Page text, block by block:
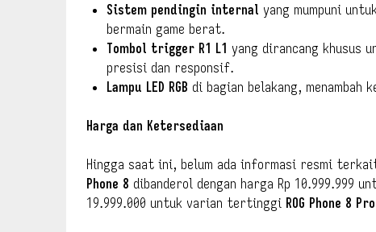
Sistem pendingin internal yang mumpuni
bermain game berat.
Tombol trigger R1 L1 yang dirancang khusus
presisi dan responsif.
Lampu LED RGB di bagian belakang,
Harga dan Ketersediaan
Hingga saat ini, belum ada informasi resmi
Phone 8 dibanderol dengan harga Rp 10.999.999
19.999.000 untuk varian tertinggi ROG Phone 8